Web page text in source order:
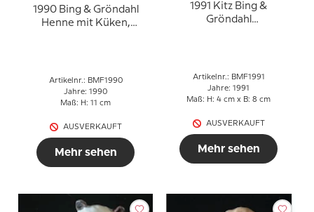
1990 Bing & Gröndahl
Henne mit Küken,
Artikelnr.: BMF1990
Jahre: 1990
Maß: H: 11 cm
AUSVERKAUFT
Mehr sehen
1991 Kitz Bing &
Gröndahl
Artikelnr.: BMF1991
Jahre: 1991
Maß: H: 4 cm x B: 8 cm
AUSVERKAUFT
Mehr sehen